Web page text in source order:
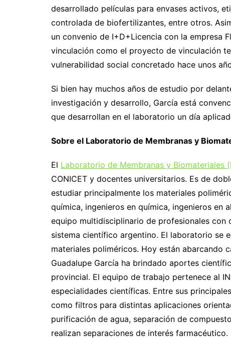
desarrollado películas para envases activos,
controlada de biofertilizantes, entre otros.
un convenio de I+D+Licencia con la empresa
vinculación como el proyecto de vinculación
vulnerabilidad social concretado hace unos
Si bien hay muchos años de estudio por
investigación y desarrollo, García está
que desarrollan en el laboratorio un día
Sobre el Laboratorio de Membranas y
El Laboratorio de Membranas y Biomateriales
CONICET y docentes universitarios. Es de
estudiar principalmente los materiales
química, ingenieros en química, ingenieros en
equipo multidisciplinario de profesionales
sistema científico argentino. El laboratorio se
materiales poliméricos. Hoy están abarcando
Guadalupe García ha brindado aportes
provincial. El equipo de trabajo pertenece al
especialidades científicas. Entre sus
como filtros para distintas aplicaciones
purificación de agua, separación de
realizan separaciones de interés farmacéutico.